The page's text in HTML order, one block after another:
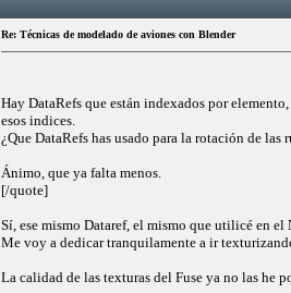
Re: Técnicas de modelado de aviones con Blender
Hay DataRefs que están indexados por
esos indices.
¿Que DataRefs has usado para la rotación de las
Ánimo, que ya falta menos.
[/quote]
Sí, ese mismo Dataref, el mismo que utilicé en el
Me voy a dedicar tranquilamente a ir
La calidad de las texturas del Fuse ya no las he